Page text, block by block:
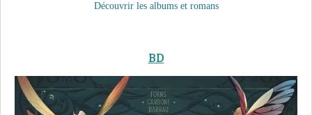
Découvrir les albums et romans
BD